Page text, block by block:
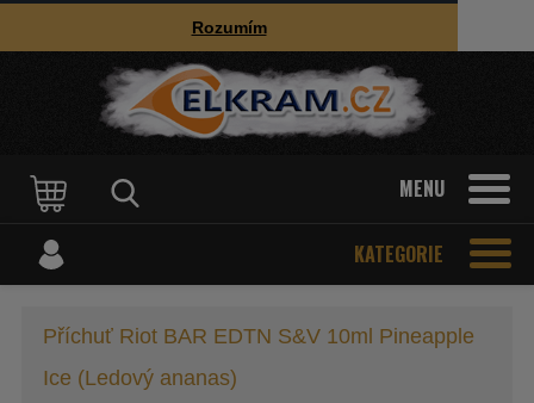
Rozumím
MENU
KATEGORIE
Příchuť Riot BAR EDTN S&V 10ml Pineapple
Ice (Ledový ananas)